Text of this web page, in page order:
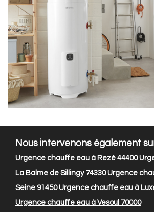
Nous intervenons également
Urgence chauffe eau à Rezé 44400
La Balme de Sillingy 74330Urgence
Seine 91450Urgence chauffe eau à
Urgence chauffe eau à Vesoul 70000